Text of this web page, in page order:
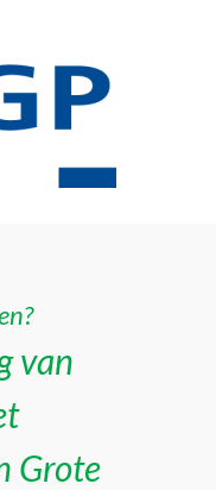
van
Grote